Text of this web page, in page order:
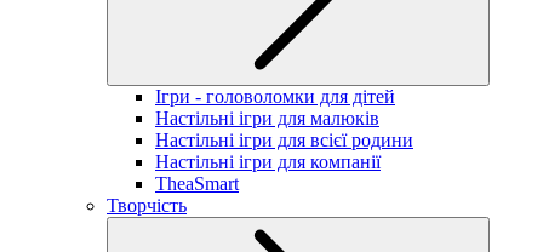
Ігри - головоломки для дітей
Настільні ігри для малюків
Настільні ігри для всієї родини
Настільні ігри для компанії
TheaSmart
Творчість